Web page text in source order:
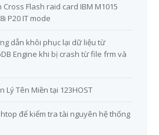
Cross Flash raid card IBM M1015
P20 IT mode
dẫn khôi phục lại dữ liệu từ
Engine khi bị crash từ file frm và
Lý Tên Miền tại 123HOST
để kiểm tra tài nguyên hệ thống